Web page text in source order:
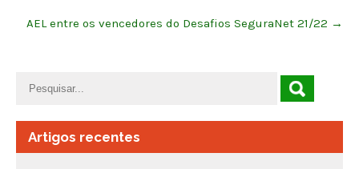
AEL entre os vencedores do Desafios SeguraNet 21/22 →
Artigos recentes